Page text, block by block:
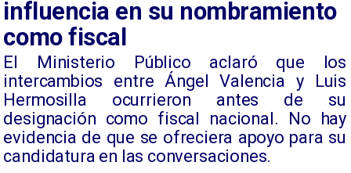
influencia en su nombramiento
como fiscal
​El Ministerio Público aclaró que los
intercambios entre Ángel Valencia y Luis
Hermosilla ocurrieron antes de su
designación como fiscal nacional. No hay
evidencia de que se ofreciera apoyo para su
candidatura en las conversaciones.